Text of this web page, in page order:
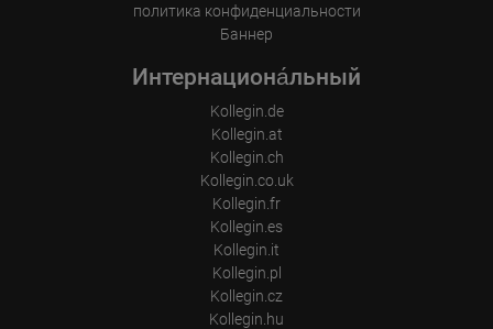
политика конфиденциальности
Баннер
Интернациона́льный
Kollegin.de
Kollegin.at
Kollegin.ch
Kollegin.co.uk
Kollegin.fr
Kollegin.es
Kollegin.it
Kollegin.pl
Kollegin.cz
Kollegin.hu